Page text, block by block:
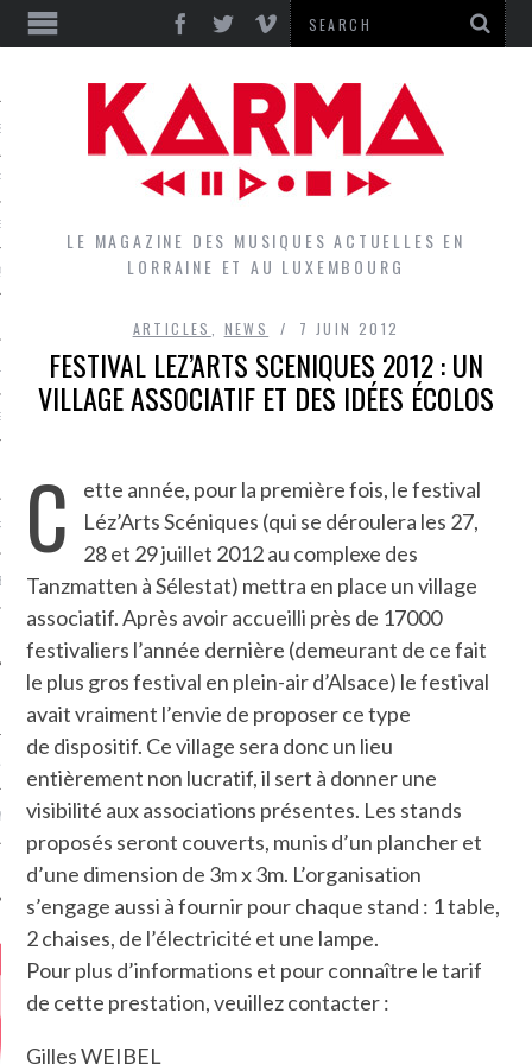
GROUPES DU LOCAL
LE MAGAZINE DES MUSIQUES ACTUELLES EN
LORRAINE ET AU LUXEMBOURG
ARTICLES NEWS 7 JUIN 2012
FESTIVAL LEZ’ARTS SCENIQUES 2012 : UN
VILLAGE ASSOCIATIF ET DES IDÉES ÉCOLOS
C
ette année, pour la première fois, le festival
Léz’Arts Scéniques (qui se déroulera les 27,
28 et 29 juillet 2012 au complexe des
Tanzmatten à Sélestat) mettra en place un village
associatif. Après avoir accueilli près de 17000
festivaliers l’année dernière (demeurant de ce fait
le plus gros festival en plein-air d’Alsace) le festival
avait vraiment l’envie de proposer ce type
de dispositif. Ce village sera donc un lieu
entièrement non lucratif, il sert à donner une
visibilité aux associations présentes. Les stands
proposés seront couverts, munis d’un plancher et
d’une dimension de 3m x 3m. L’organisation
s’engage aussi à fournir pour chaque stand : 1 table,
2 chaises, de l’électricité et une lampe.
Pour plus d’informations et pour connaître le tarif
de cette prestation, veuillez contacter :
Gilles WEIBEL